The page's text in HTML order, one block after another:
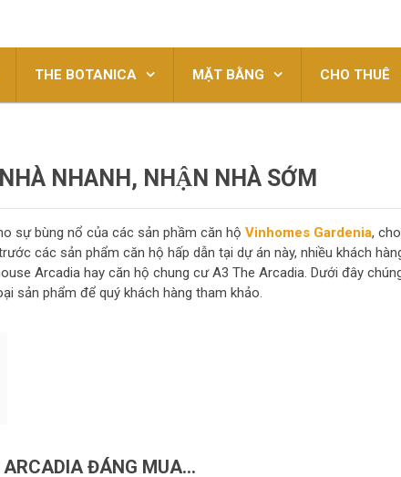
THE BOTANICA MẶT BẰNG CHO THUÊ
NHANH, NHẬN NHÀ SỚM
sự bùng nổ của các sản phầm căn hộ Vinhomes Gardenia, cho
các sản phẩm căn hộ hấp dẫn tại dự án này, nhiều khách
Arcadia hay căn hộ chung cư A3 The Arcadia. Dưới đây
sản phẩm để quý khách hàng tham khảo.
ARCADIA ĐÁNG MUA…